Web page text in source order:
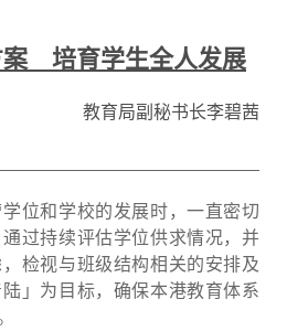
案 培育学生全人发展
教育局副秘书长李碧茜
和学校的发展时，一直密切
过持续评估学位供求情况，并
检视与班级结构相关的安排及
」为目标，确保本港教育体系